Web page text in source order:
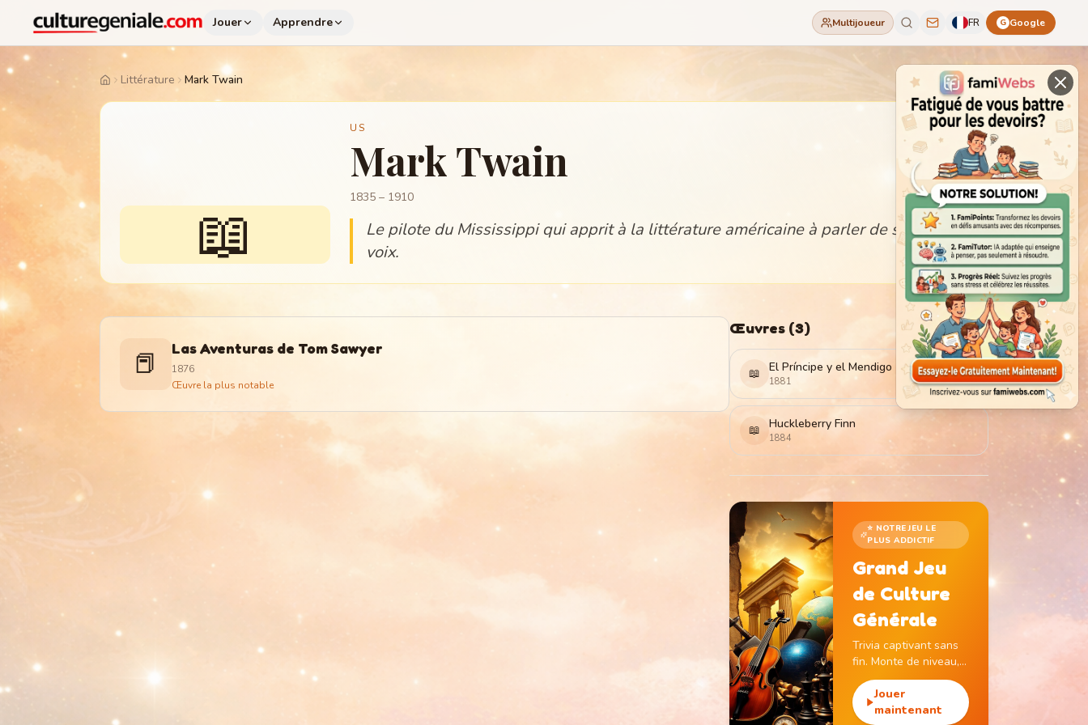
Jouer Apprendre Multijoueur FR G Google
HomeLittérature Mark Twain
📖
US
Mark Twain
1835 – 1910
Le pilote du Mississippi qui apprit à la littérature américaine à parler de sa propre
voix.
📕 Las Aventuras de Tom Sawyer
1876
Œuvre la plus notable
Œuvres (3)
📖 El Príncipe y el Mendigo
1881
📖 Huckleberry Finn
1884
⭐ NOTRE JEU LE
PLUS ADDICTIF
Grand Jeu
de Culture
Générale
Trivia captivant sans
fin. Monte de niveau,
gagne des pièces et
débloque des
monuments
Jouer
maintenant